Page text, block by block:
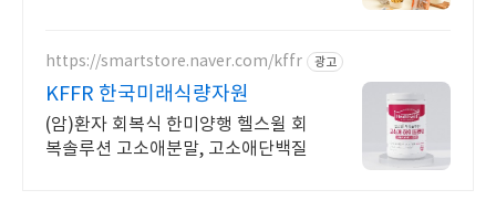
https://smartstore.naver.com/kffr 광고
KFFR 한국미래식량자원
(암)환자 회복식 한미양행 헬스윌 회
복솔루션 고소애분말, 고소애단백질